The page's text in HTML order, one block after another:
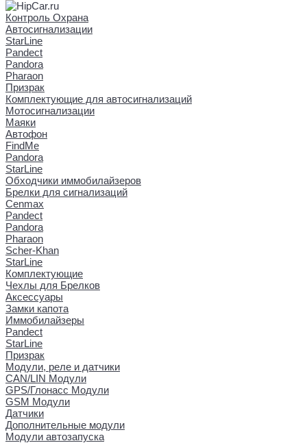
Контроль Охрана
Автосигнализации
StarLine
Pandect
Pandora
Pharaon
Призрак
Комплектующие для автосигнализаций
Мотосигнализации
Маяки
Автофон
FindMe
Pandora
StarLine
Обходчики иммобилайзеров
Брелки для сигнализаций
Cenmax
Pandect
Pandora
Pharaon
Scher-Khan
StarLine
Комплектующие
Чехлы для Брелков
Аксессуары
Замки капота
Иммобилайзеры
Pandect
StarLine
Призрак
Модули, реле и датчики
CAN/LIN Модули
GPS/Глонасс Модули
GSM Модули
Датчики
Дополнительные модули
Модули автозапуска